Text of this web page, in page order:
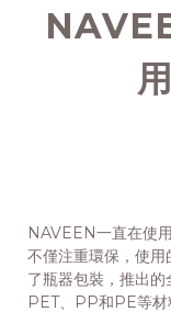
NAVEEN一直在使
不僅注重環保，使
了瓶器包裝，推出
PET、PP和PE等材